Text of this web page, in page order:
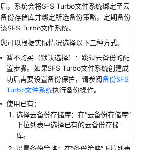
后，系统会将SFS Turbo文件系统绑定至云
备份存储库并绑定所选备份策略，定期备份
该SFS Turbo文件系统。
您可以根据实际情况选择以下三种方式。
暂不购买（默认选择）：跳过云备份的配
置步骤。如果SFS Turbo文件系统创建成
功后需要设置备份保护，请参阅备份SFS
Turbo文件系统执行备份操作。
使用已有：
选择云备份存储库：在“云备份存储库”
下拉列表中选择已有的云备份存储
库。
设置备份策略：在“备份策略”下拉列表